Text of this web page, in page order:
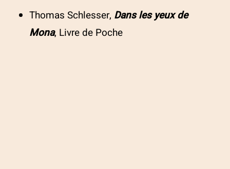
Thomas Schlesser, Dans les yeux de
Mona, Livre de Poche